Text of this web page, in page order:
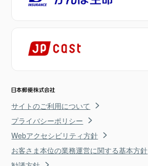
サイトのご利用について
プライバシーポリシー
Webアクセシビリティ方針
お客さま本位の業務運営に関する基本方針